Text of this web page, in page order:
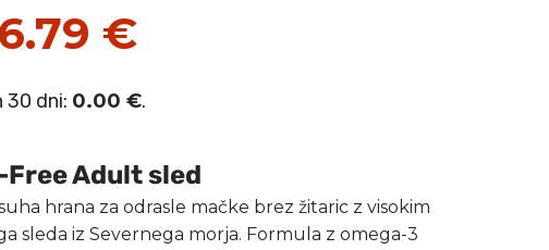
€
30 dni: 0.00 €.
Free Adult sled
hrana za odrasle mačke brez žitaric z visokim
sleda iz Severnega morja. Formula z omega-3